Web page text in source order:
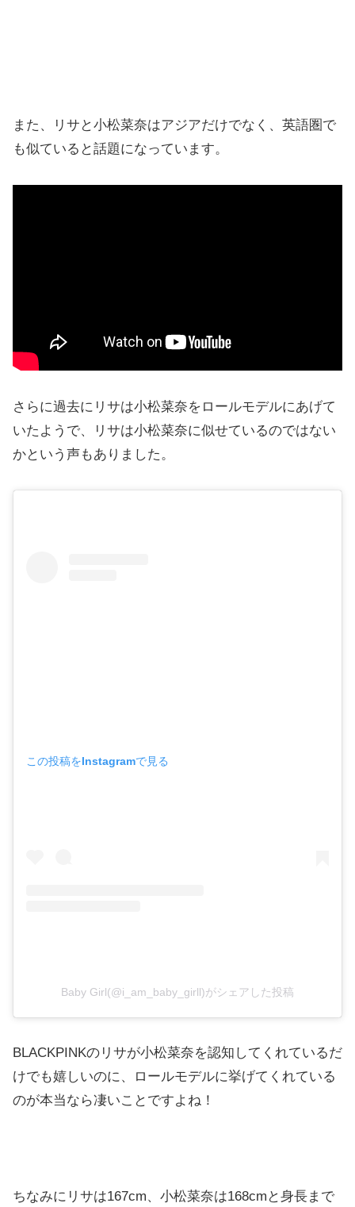
また、リサと小松菜奈はアジアだけでなく、英語圏で
も似ていると話題になっています。
さらに過去にリサは小松菜奈をロールモデルにあげて
いたようで、リサは小松菜奈に似せているのではない
かという声もありました。
この投稿をInstagramで見る
Baby Girl(@i_am_baby_girll)がシェアした投稿
BLACKPINKのリサが小松菜奈を認知してくれているだ
けでも嬉しいのに、ロールモデルに挙げてくれている
のが本当なら凄いことですよね！
ちなみにリサは167cm、小松菜奈は168cmと身長まで